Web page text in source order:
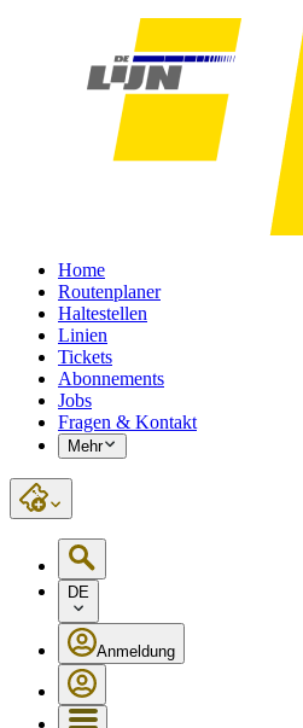
Home
Routenplaner
Haltestellen
Linien
Tickets
Abonnements
Jobs
Fragen & Kontakt
Mehr
DE
Anmeldung